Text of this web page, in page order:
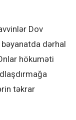
Dov
dərhal
hökuməti
təkrar